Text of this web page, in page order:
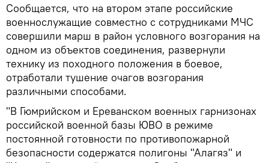
Сообщается, что на втором этапе российские
военнослужащие совместно с сотрудниками МЧС
совершили марш в район условного возгорания на
одном из объектов соединения, развернули
технику из походного положения в боевое,
отработали тушение очагов возгорания
различными способами.
"В Гюмрийском и Ереванском военных гарнизонах
российской военной базы ЮВО в режиме
постоянной готовности по противопожарной
безопасности содержатся полигоны "Алагяз" и